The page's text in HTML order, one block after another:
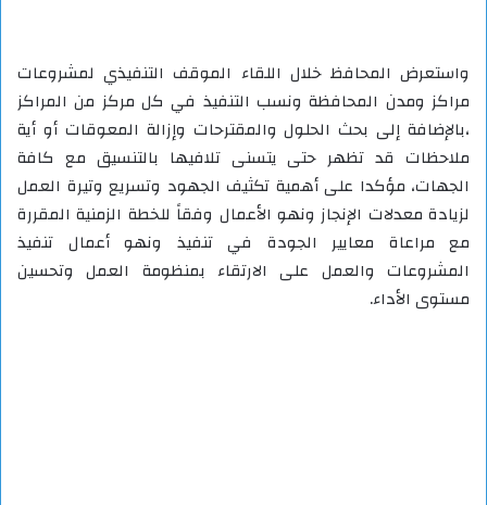
واستعرض المحافظ خلال اللقاء الموقف التنفيذي لمشروعات
مراكز ومدن المحافظة ونسب التنفيذ في كل مركز من المراكز
،بالإضافة إلى بحث الحلول والمقترحات وإزالة المعوقات أو أية
ملاحظات قد تظهر حتى يتسنى تلافيها بالتنسيق مع كافة
الجهات، مؤكدا على أهمية تكثيف الجهود وتسريع وتيرة العمل
لزيادة معدلات الإنجاز ونهو الأعمال وفقاً للخطة الزمنية المقررة
مع مراعاة معايير الجودة في تنفيذ ونهو أعمال تنفيذ
المشروعات والعمل على الارتقاء بمنظومة العمل وتحسين
مستوى الأداء.